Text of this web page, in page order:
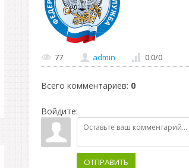
77 admin 0.0/0
Всего комментариев: 0
Войдите:
ОТПРАВИТЬ